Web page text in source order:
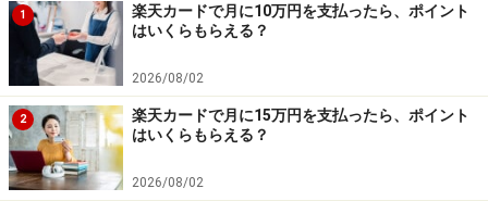
い。
本記事の内容は一般的な情報提供を目的としており、特定の金融
商品や投資行動を推奨するものではありません。
投資や資産運用に関する最終的なご判断はご自身の責任において
行ってください。
掲載情報の正確性・完全性については十分に配慮しております
が、その内容を保証するものではなく、これに基づく損失・損害
などについて当社は一切の責任を負いません。
最新の情報や詳細については、必ず各金融機関やサービス提供者
の公式情報をご確認ください。
1
楽天カードで月に10万円を支払ったら、ポイント
はいくらもらえる？
2026/08/02
2
楽天カードで月に15万円を支払ったら、ポイント
はいくらもらえる？
2026/08/02